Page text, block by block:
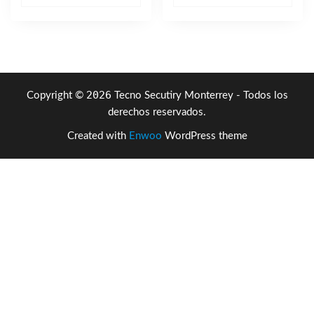
Copyright © 2026 Tecno Secutiry Monterrey - Todos los
derechos reservados.
Created with Enwoo WordPress theme